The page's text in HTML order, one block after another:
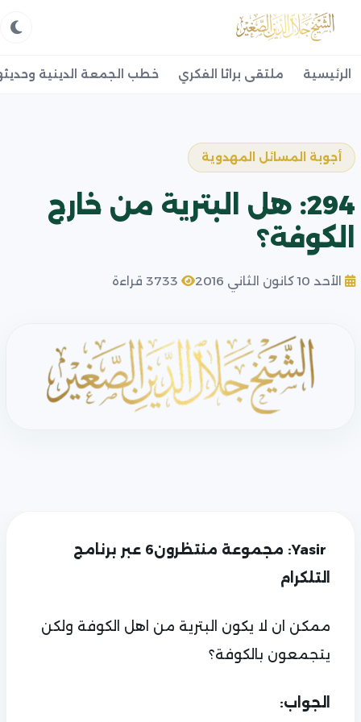
الرئيسية ملتقى براثا الفكري خطب الجمعة الدينية
أجوبة المسائل المهدوية
294: هل البترية من خارج
الكوفة؟
الأحد 10 كانون الثاني 2016
Yasir: مجموعة منتظرون6 عبر برنامج
التلكرام
ممكن ان لا يكون البترية من اهل الكوفة ولكن
يتجمعون بالكوفة؟
الجواب: